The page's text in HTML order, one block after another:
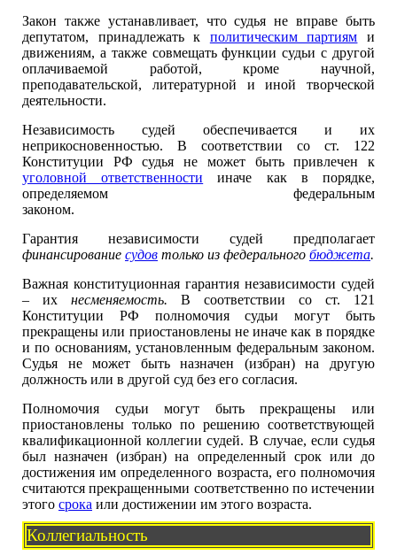
Закон также устанавливает, что судья не вправе быть
депутатом, принадлежать к политическим партиям и
движениям, а также совмещать функции судьи с другой
оплачиваемой работой, кроме научной,
преподавательской, литературной и иной творческой
деятельности.
Независимость судей обеспечивается и их
неприкосновенностью. В соответствии со ст. 122
Конституции РФ судья не может быть привлечен к
уголовной ответственности иначе как в порядке,
определяемом федеральным
законом.
Гарантия независимости судей предполагает
финансирование судов только из федерального бюджета.
Важная конституционная гарантия независимости судей
– их несменяемость. В соответствии со ст. 121
Конституции РФ полномочия судьи могут быть
прекращены или приостановлены не иначе как в порядке
и по основаниям, установленным федеральным законом.
Судья не может быть назначен (избран) на другую
должность или в другой суд без его согласия.
Полномочия судьи могут быть прекращены или
приостановлены только по решению соответствующей
квалификационной коллегии судей. В случае, если судья
был назначен (избран) на определенный срок или до
достижения им определенного возраста, его полномочия
считаются прекращенными соответственно по истечении
этого срока или достижении им этого возраста.
Коллегиальность